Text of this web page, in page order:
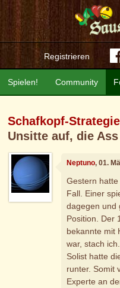
Registrieren
Community
Spielen!
Schafkopf-Strategie
Unsitte auf, die
Neptuno, 01.
Gestern
Fall. Einer
dagegen und
Position. Der
bekannte mit
war, stach
Solist hatte
runter. Somit
Experte an